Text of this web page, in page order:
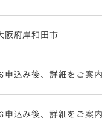
阪府岸和田市
申込み後、詳細をご案内
申込み後、詳細をご案内